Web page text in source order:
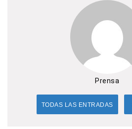
Prensa
TODAS LAS ENTRADAS